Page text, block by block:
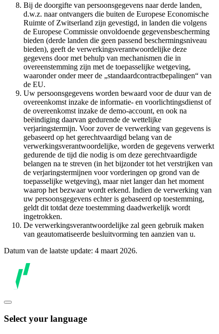
Bij de doorgifte van persoonsgegevens naar derde landen,
d.w.z. naar ontvangers die buiten de Europese Economische
Ruimte of Zwitserland zijn gevestigd, in landen die volgens
de Europese Commissie onvoldoende gegevensbescherming
bieden (derde landen die geen passend beschermingsniveau
bieden), geeft de verwerkingsverantwoordelijke deze
gegevens door met behulp van mechanismen die in
overeenstemming zijn met de toepasselijke wetgeving,
waaronder onder meer de „standaardcontractbepalingen“ van
de EU.
Uw persoonsgegevens worden bewaard voor de duur van de
overeenkomst inzake de informatie- en voorlichtingsdienst of
de overeenkomst inzake de demo-account, en ook na
beëindiging daarvan gedurende de wettelijke
verjaringstermijn. Voor zover de verwerking van gegevens is
gebaseerd op het gerechtvaardigd belang van de
verwerkingsverantwoordelijke, worden de gegevens verwerkt
gedurende de tijd die nodig is om deze gerechtvaardigde
belangen na te streven (in het bijzonder tot het verstrijken van
de verjaringstermijnen voor vorderingen op grond van de
toepasselijke wetgeving), maar niet langer dan het moment
waarop het bezwaar wordt erkend. Indien de verwerking van
uw persoonsgegevens echter is gebaseerd op toestemming,
geldt dit totdat deze toestemming daadwerkelijk wordt
ingetrokken.
De verwerkingsverantwoordelijke zal geen gebruik maken
van geautomatiseerde besluitvorming ten aanzien van u.
Datum van de laatste update: 4 maart 2026.
Select your language